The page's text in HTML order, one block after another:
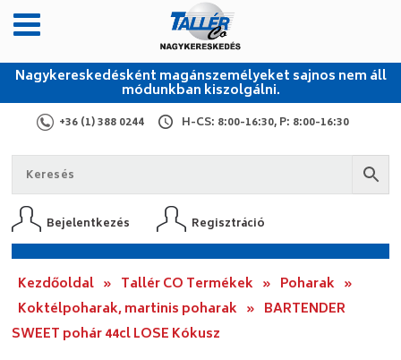
Nagykereskedésként magánszemélyeket sajnos nem áll
módunkban kiszolgálni.
+36 (1) 388 0244 H-CS: 8:00-16:30, P: 8:00-16:30
Bejelentkezés Regisztráció
Kezdőoldal » Tallér CO Termékek » Poharak »
Koktélpoharak, martinis poharak » BARTENDER
SWEET pohár 44cl LOSE Kókusz